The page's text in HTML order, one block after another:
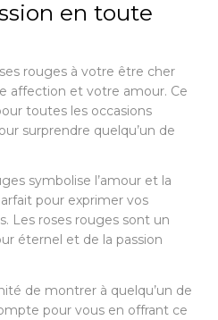
en toute
rouges à votre être cher
affection et votre amour. Ce
toutes les occasions
surprendre quelqu’un de
symbolise l’amour et la
pour exprimer vos
Les roses rouges sont un
éternel et de la passion
de montrer à quelqu’un de
pour vous en offrant ce